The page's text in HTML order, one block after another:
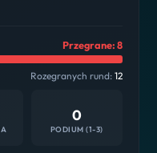
Przegrane: 8
Rozegranych rund: 12
0
PODIUM (1-3)